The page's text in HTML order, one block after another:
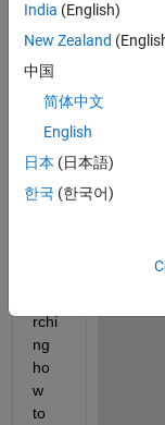
De
ar
hco
der
s, I
rchi
ng
ho
w
to
India (English)
New Zealand
中国
简体中文
English
日本 (日本語)
한국 (한국어)